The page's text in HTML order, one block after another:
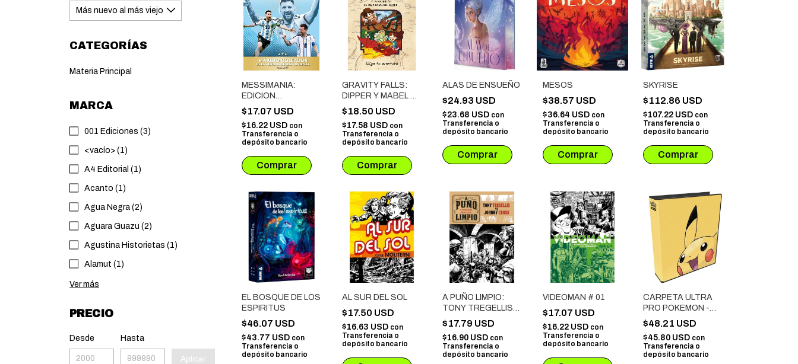
CATEGORÍAS
Materia Principal
MARCA
001 Ediciones (3)
<vacío> (1)
A4 Editorial (1)
Acanto (1)
Agua Negra (2)
Aguara Guazu (2)
Agustina Historietas (1)
Alamut (1)
Ver más
PRECIO
Desde Hasta
Aplicar
MESSIMANIA:
EDICION
ACTUALIZADA
$17.07 USD
$16.22 USD con
Transferencia o
depósito bancario
GRAVITY FALLS:
DIPPER Y MABEL Y
LA MALDICION DE
LOS PIRATAS DEL
TIEMPO
$18.50 USD
$17.58 USD con
Transferencia o
depósito bancario
ALAS DE ENSUEÑO
$24.93 USD
$23.68 USD con
Transferencia o
depósito bancario
MESOS
$38.57 USD
$36.64 USD con
Transferencia o
depósito bancario
SKYRISE
$112.86 USD
$107.22 USD con
Transferencia o
depósito bancario
EL BOSQUE DE LOS
ESPIRITUS
$46.07 USD
$43.77 USD con
Transferencia o
depósito bancario
AL SUR DEL SOL
$17.50 USD
$16.63 USD con
Transferencia o
depósito bancario
A PUÑO LIMPIO:
TONY TREGELLIS
VS JOHNNY
CROSS
$17.79 USD
$16.90 USD con
Transferencia o
depósito bancario
VIDEOMAN # 01
$17.07 USD
$16.22 USD con
Transferencia o
depósito bancario
CARPETA ULTRA
PRO POKEMON -
PIKACHU
$48.21 USD
$45.80 USD con
Transferencia o
depósito bancario